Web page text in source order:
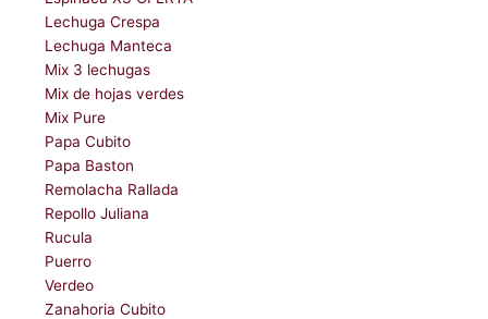
Lechuga Crespa
Lechuga Manteca
Mix 3 lechugas
Mix de hojas verdes
Mix Pure
Papa Cubito
Papa Baston
Remolacha Rallada
Repollo Juliana
Rucula
Puerro
Verdeo
Zanahoria Cubito